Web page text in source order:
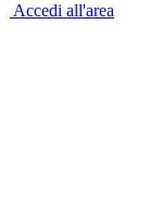
Accedi all'area